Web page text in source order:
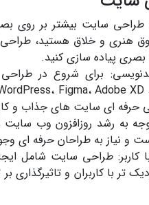
هنری و خلاق هستید،
پیاده سازی کنید.
کدنویسی: برای شروع در
حرفه ای سایت های جذاب و
توجه به رشد روزافزون وب
و نیاز به طراحان حرفه ای
کاربر: طراحی سایت شامل
تر با کاربران و